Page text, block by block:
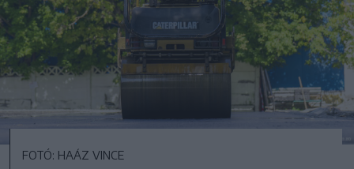
FOTÓ: HAÁZ VINCE